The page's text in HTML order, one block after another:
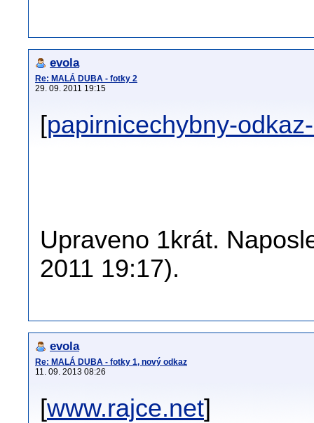
evola
Re: MALÁ DUBA - fotky 2
29. 09. 2011 19:15
[papirnicechybny-
Upraveno 1krát.
2011 19:17).
evola
Re: MALÁ DUBA - fotky 1, nový odkaz
11. 09. 2013 08:26
[www.rajce.net]